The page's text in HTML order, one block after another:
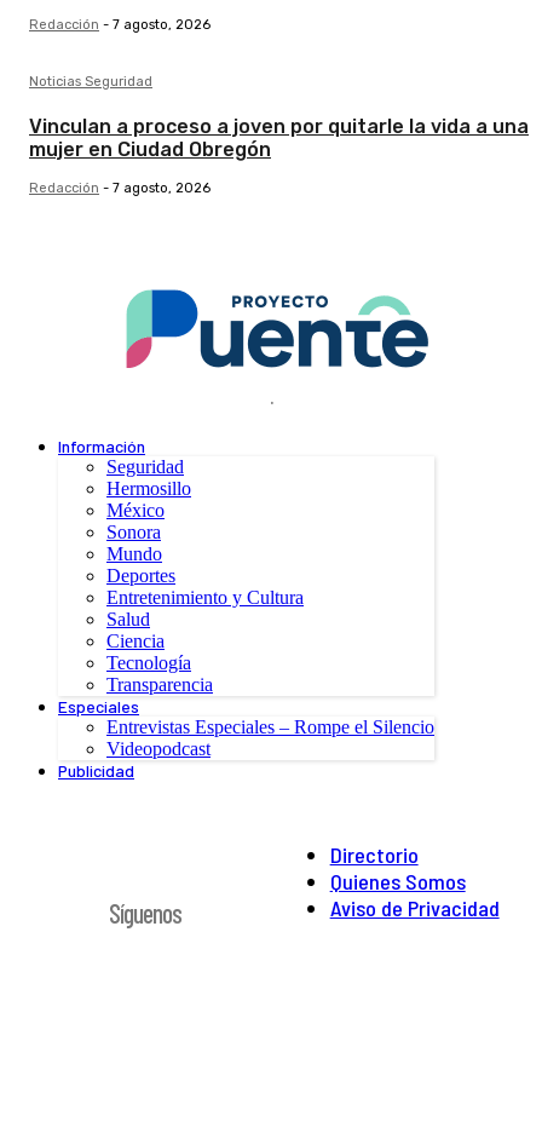
Redacción - 7 agosto, 2026
Noticias Seguridad
Vinculan a proceso a joven por quitarle la vida a una
mujer en Ciudad Obregón
Redacción - 7 agosto, 2026
.
Información
Seguridad
Hermosillo
México
Sonora
Mundo
Deportes
Entretenimiento y Cultura
Salud
Ciencia
Tecnología
Transparencia
Especiales
Entrevistas Especiales – Rompe el Silencio
Videopodcast
Publicidad
Directorio
Quienes Somos
Aviso de Privacidad
Síguenos